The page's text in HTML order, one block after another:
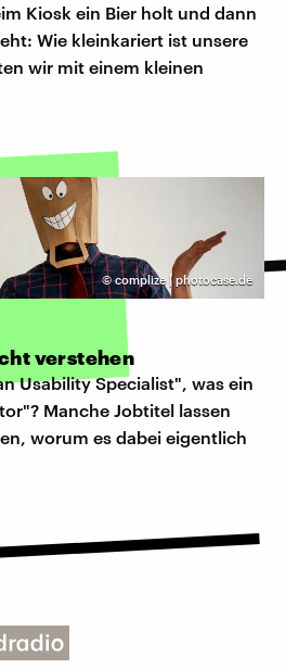
Kiosk ein Bier holt und dann
Wie kleinkariert ist unsere
wir mit einem kleinen
©complize | photocase.de
verstehen
Usability Specialist", was ein
Manche Jobtitel lassen
worum es dabei eigentlich